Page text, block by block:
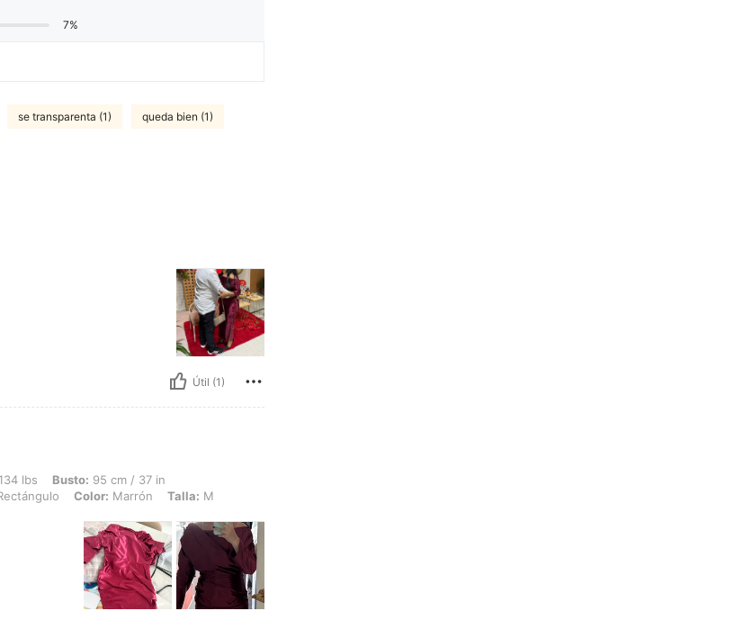
7%
se transparenta (1) queda bien (1)
Útil (1)
cm / 37 in, Cintura: 75 cm / 30 in, Caderas: 98 cm / 39 in, Forma del cuerpo: Rectángulo, Color: Marrón, Talla: M
lbs Busto: 95 cm / 37 in
Color: Marrón Talla: M